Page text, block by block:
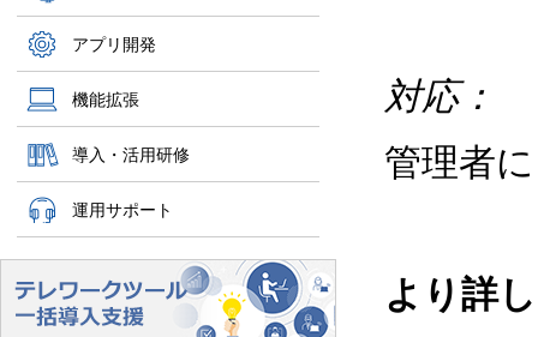
アプリ開発
機能拡張
導入・活用研修
運用サポート
対応：
管理者
より詳